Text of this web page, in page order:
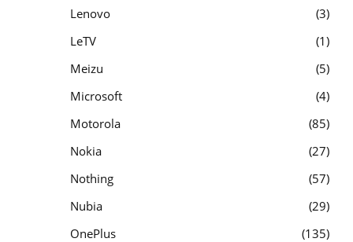
Lenovo
3
LeTV
1
Meizu
5
Microsoft
4
Motorola
85
Nokia
27
Nothing
57
Nubia
29
OnePlus
135